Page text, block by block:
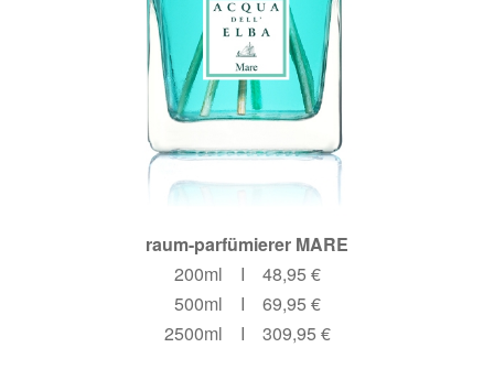
raum-parfümierer MARE
200ml I 48,95 €
500ml I 69,95 €
2500ml I 309,95 €